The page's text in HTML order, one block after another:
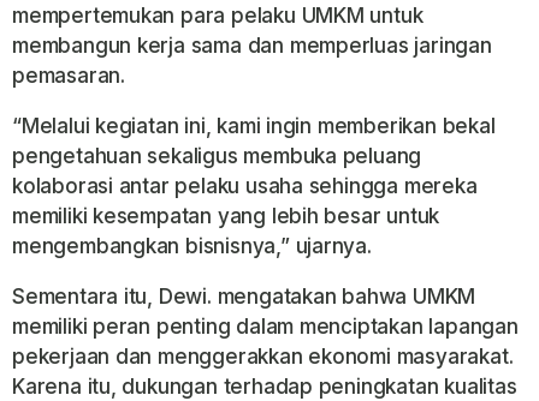
mempertemukan para pelaku UMKM untuk
membangun kerja sama dan memperluas jaringan
pemasaran.
“Melalui kegiatan ini, kami ingin memberikan bekal
pengetahuan sekaligus membuka peluang
kolaborasi antar pelaku usaha sehingga mereka
memiliki kesempatan yang lebih besar untuk
mengembangkan bisnisnya,” ujarnya.
Sementara itu, Dewi. mengatakan bahwa UMKM
memiliki peran penting dalam menciptakan lapangan
pekerjaan dan menggerakkan ekonomi masyarakat.
Karena itu, dukungan terhadap peningkatan kualitas